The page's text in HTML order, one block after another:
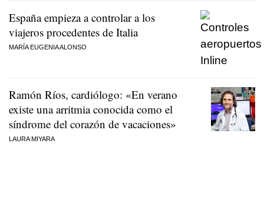
España empieza a controlar a los
viajeros procedentes de Italia
MARÍA EUGENIA ALONSO
Ramón Ríos, cardiólogo: «En verano
existe una arritmia conocida como el
síndrome del corazón de vacaciones»
LAURA MIYARA